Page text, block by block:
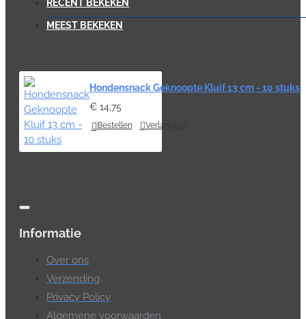
RECENT BEKEKEN
MEEST BEKEKEN
Hondensnack Geknoopte Kluif 13 cm - 10 stuks
€ 14,75
Bestellen Verlanglijst
Informatie
Over ons
Verzending
Privacy Policy
Algemene voorwaarden